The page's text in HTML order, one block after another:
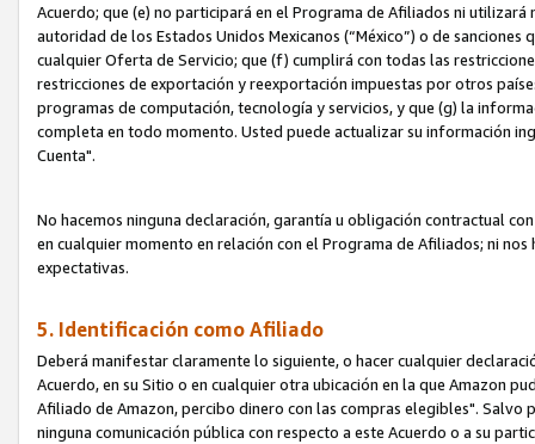
Acuerdo; que (e) no participará en el Programa de Afiliados ni
autoridad de los Estados Unidos Mexicanos (“México”) o de
cualquier Oferta de Servicio; que (f) cumplirá con todas las
restricciones de exportación y reexportación impuestas por otros
programas de computación, tecnología y servicios, y que (g) la
completa en todo momento. Usted puede actualizar su información
Cuenta".
No hacemos ninguna declaración, garantía u obligación contractual
en cualquier momento en relación con el Programa de Afiliados; ni
expectativas.
5. Identificación como Afiliado
Deberá manifestar claramente lo siguiente, o hacer cualquier
Acuerdo, en su Sitio o en cualquier otra ubicación en la que Amazon
Afiliado de Amazon, percibo dinero con las compras elegibles". Salvo
ninguna comunicación pública con respecto a este Acuerdo o a su